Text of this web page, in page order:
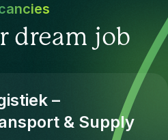
dream job
–
& Supply